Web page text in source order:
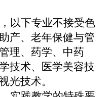
以下专业不接受色
产、老年保健与管
理、药学、中药
技术、医学美容技
光技术。